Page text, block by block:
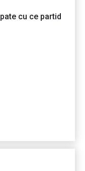
cu ce partid